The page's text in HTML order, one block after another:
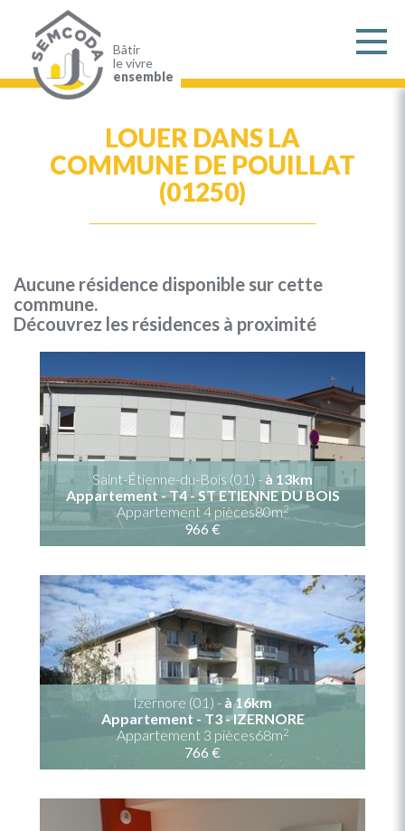
contenu
principal
Bâtir
le vivre
ensemble
LOUER DANS LA
COMMUNE DE POUILLAT
(01250)
Aucune résidence disponible sur cette
commune.
Découvrez les résidences à proximité
Saint-Étienne-du-Bois (01) - à 13km
Appartement - T4 - ST ETIENNE DU BOIS
Appartement 4 pièces80m2
966 €
Izernore (01) - à 16km
Appartement - T3 - IZERNORE
Appartement 3 pièces68m2
766 €